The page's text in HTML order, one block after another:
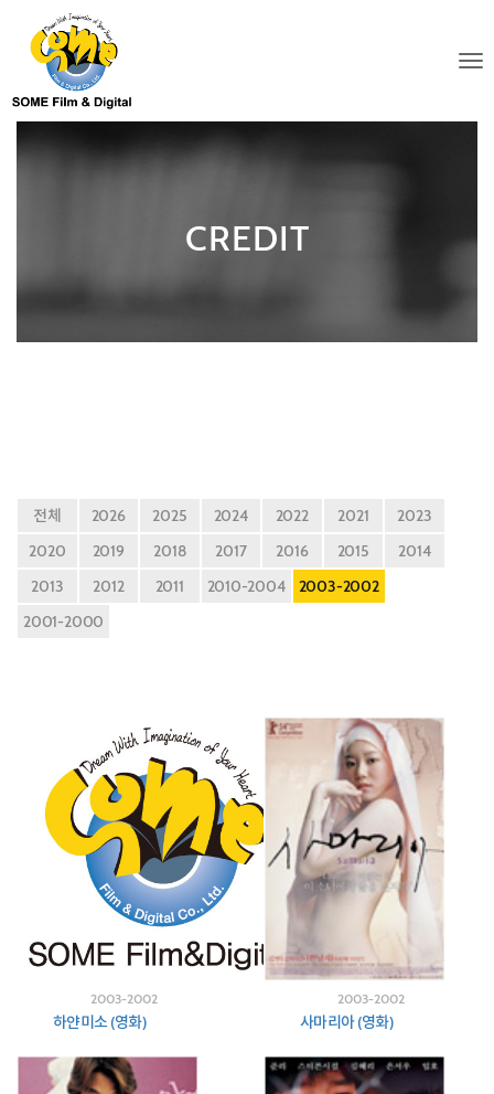
CREDIT
전체 2026 2025 2024 2022 2021
2023
2020
2019 2018 2017 2016 2015
2014
2013
2012 2011 2010-2004
2003-2002
2001-2000
2003-2002
하얀미소 (영화)
2003-2002
사마리아 (영화)